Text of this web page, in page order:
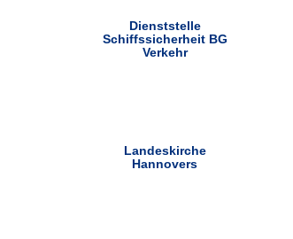
Dienststelle
Schiffssicherheit BG
Verkehr
Landeskirche
Hannovers